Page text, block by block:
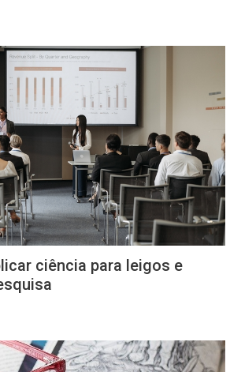
ciência para leigos e